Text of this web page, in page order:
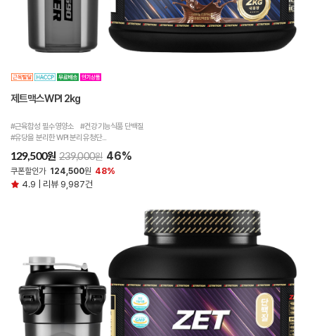
제트맥스WPI 2kg
#근육합성 필수영양소 #건강기능식품 단백질
#유당을 분리한 WPI 분리유청단...
129,500원 239,000원 46%
쿠폰할인가 124,500원 48%
4.9 | 리뷰 9,987건